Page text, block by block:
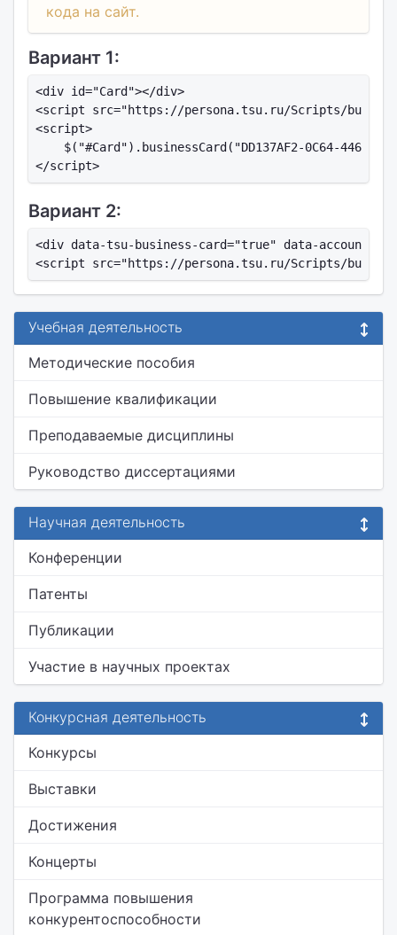
кода на сайт.
Вариант 1:
<div id="Card"></div>
<script src="https://persona.tsu.ru/Scripts/
<script>
$("#Card").businessCard("DD137AF2-0C64-4468-
Вариант 2:
<div data-tsu-business-card="true" data-account-
Учебная деятельность
Методические пособия
Повышение квалификации
Преподаваемые дисциплины
Руководство диссертациями
Научная деятельность
Конференции
Патенты
Публикации
Участие в научных проектах
Конкурсная деятельность
Конкурсы
Выставки
Достижения
Концерты
Программа повышения
конкурентоспособности